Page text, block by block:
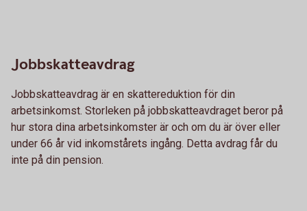
Jobbskatteavdrag
Jobbskatteavdrag är en skattereduktion för din
arbetsinkomst. Storleken på jobbskatteavdraget beror på
hur stora dina arbetsinkomster är och om du är över eller
under 66 år vid inkomstårets ingång. Detta avdrag får du
inte på din pension.